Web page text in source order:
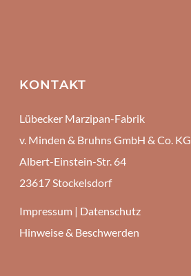
KONTAKT
Lübecker Marzipan-Fabrik
v. Minden & Bruhns GmbH & Co. KG
Albert-Einstein-Str. 64
23617 Stockelsdorf
Impressum | Datenschutz
Hinweise & Beschwerden